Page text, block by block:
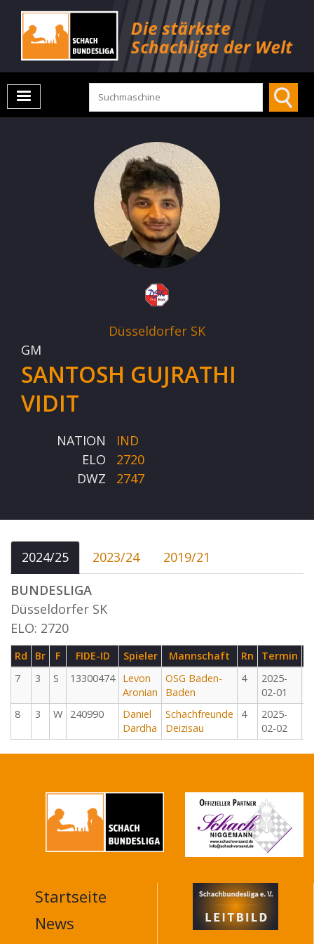
Düsseldorfer SK
GM
SANTOSH GUJRATHI
VIDIT
NATION
IND
ELO
2720
DWZ
2747
2024/25 2023/24
2019/21
BUNDESLIGA
Düsseldorfer SK
ELO: 2720
Rd Br F FIDE-ID Spieler Mannschaft Rn Termin
7
3 S 13300474
Levon
Aronian
OSG Baden-
Baden
4
2025-
02-01
8 3 W 240990
Daniel
Dardha
Schachfreunde
Deizisau
4
2025-
02-02
MAIN
NAVIGATION
FOOTER
Startseite
News